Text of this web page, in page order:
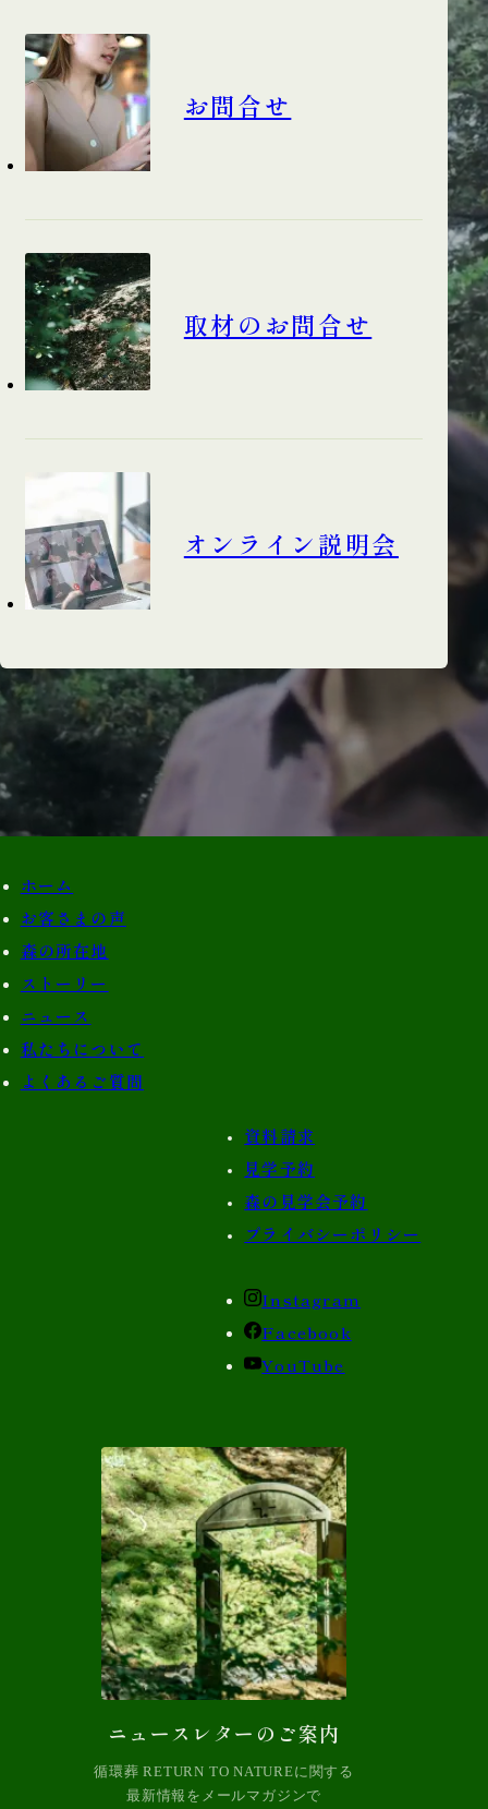
お問合せ
取材のお問合せ
オンライン説明会
ホーム
お客さまの声
森の所在地
ストーリー
ニュース
私たちについて
よくあるご質問
資料請求
見学予約
森の見学会予約
プライバシーポリシー
Instagram
Facebook
YouTube
ニュースレターのご案内
循環葬 RETURN TO NATUREに関する
最新情報をメールマガジンで